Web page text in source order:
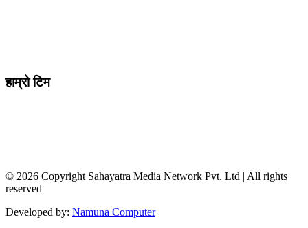
हाम्रो टिम
© 2026 Copyright Sahayatra Media Network Pvt. Ltd | All rights
reserved
Developed by: Namuna Computer